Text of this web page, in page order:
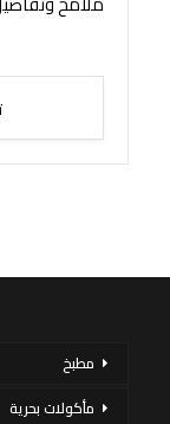
مطبخ
مأكولات بحرية